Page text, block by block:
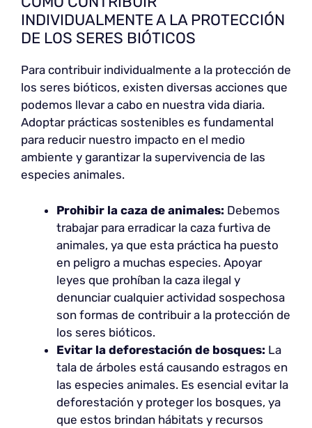
INDIVIDUALMENTE A LA PROTECCIÓN
DE LOS SERES BIÓTICOS
Para contribuir individualmente a la protección de
los seres bióticos, existen diversas acciones que
podemos llevar a cabo en nuestra vida diaria.
Adoptar prácticas sostenibles es fundamental
para reducir nuestro impacto en el medio
ambiente y garantizar la supervivencia de las
especies animales.
Prohibir la caza de animales: Debemos
trabajar para erradicar la caza furtiva de
animales, ya que esta práctica ha puesto
en peligro a muchas especies. Apoyar
leyes que prohíban la caza ilegal y
denunciar cualquier actividad sospechosa
son formas de contribuir a la protección de
los seres bióticos.
Evitar la deforestación de bosques: La
tala de árboles está causando estragos en
las especies animales. Es esencial evitar la
deforestación y proteger los bosques, ya
que estos brindan hábitats y recursos